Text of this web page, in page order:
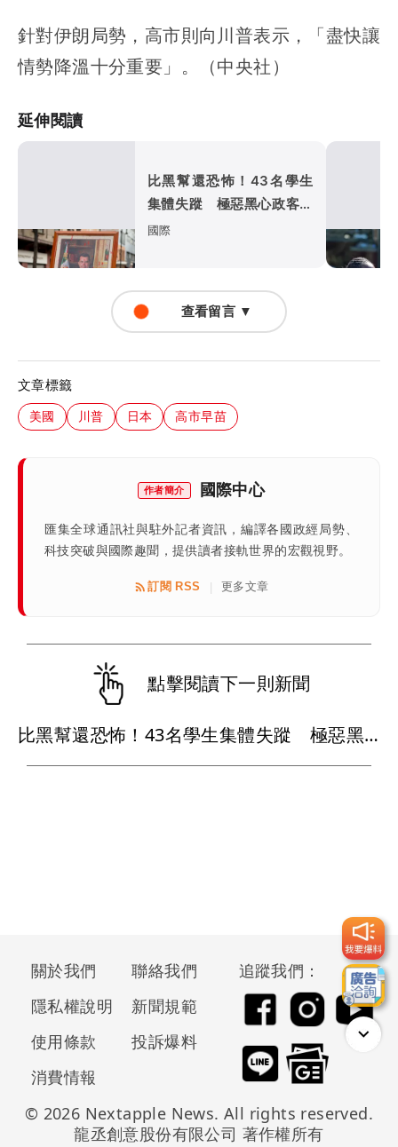
針對伊朗局勢，高市則向川普表示，「盡快讓
情勢降溫十分重要」。（中央社）
延伸閱讀
比黑幫還恐怖！43名學生
集體失蹤 極惡黑心政客恐
涉「器官」買賣
國際
查看留言 ▼
文章標籤
美國 川普 日本 高市早苗
作者簡介 國際中心
匯集全球通訊社與駐外記者資訊，編譯各國政經局勢、
科技突破與國際趣聞，提供讀者接軌世界的宏觀視野。
訂閱 RSS | 更多文章
點擊閱讀下一則新聞
比黑幫還恐怖！43名學生集體失蹤 極惡黑心政客恐涉「器官」買賣
關於我們
聯絡我們
隱私權說明
新聞規範
使用條款
投訴爆料
消費情報
追蹤我們：
© 2026 Nextapple News. All rights reserved.
龍丞創意股份有限公司 著作權所有